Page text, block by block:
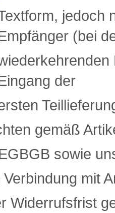
jedoch
(bei
der
gemäß
sowie
mit
Widerrufsfrist